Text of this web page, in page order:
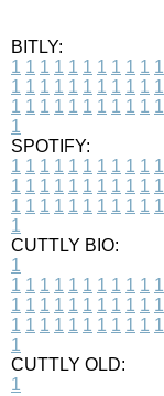
BITLY:
1 1 1 1 1 1 1 1 1 1 1
1 1 1 1 1 1 1 1 1 1 1
1 1 1 1 1 1 1 1 1 1 1
1
SPOTIFY:
1 1 1 1 1 1 1 1 1 1 1
1 1 1 1 1 1 1 1 1 1 1
1 1 1 1 1 1 1 1 1 1 1
1
CUTTLY BIO:
1
1 1 1 1 1 1 1 1 1 1 1
1 1 1 1 1 1 1 1 1 1 1
1 1 1 1 1 1 1 1 1 1 1
1
CUTTLY OLD:
1